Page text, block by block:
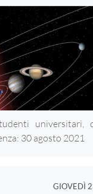
universitari,
30 agosto 2021
GIOVEDÌ